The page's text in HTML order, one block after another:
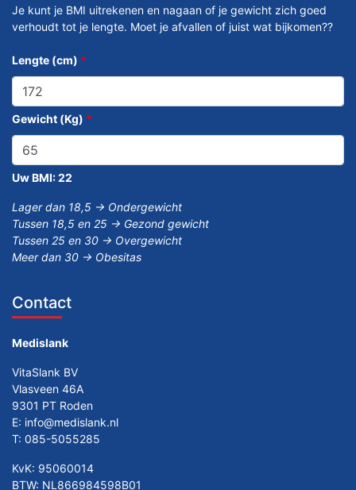
Je kunt je BMI uitrekenen en nagaan of je gewicht zich goed
verhoudt tot je lengte. Moet je afvallen of juist wat bijkomen??
Lengte (cm) *
Gewicht (Kg) *
Uw BMI:22
Lager dan 18,5 -> Ondergewicht
Tussen 18,5 en 25 -> Gezond gewicht
Tussen 25 en 30 -> Overgewicht
Meer dan 30 -> Obesitas
Contact
Medislank
VitaSlank BV
Vlasveen 46A
9301 PT Roden
E: info@medislank.nl
T: 085-5055285
KvK: 95060014
BTW: NL866984598B01